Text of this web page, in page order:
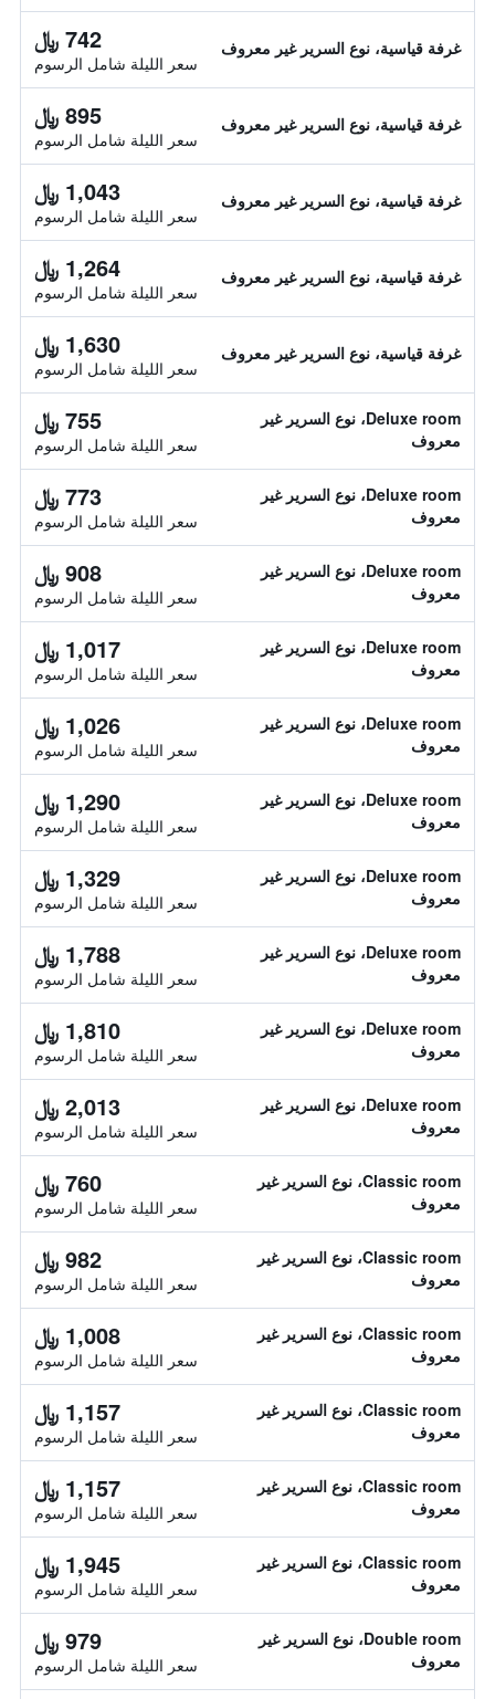
غرفة قياسية، نوع السرير غير معروف 742 ﷼
سعر الليلة شامل الرسوم
غرفة قياسية، نوع السرير غير معروف 895 ﷼
سعر الليلة شامل الرسوم
غرفة قياسية، نوع السرير غير معروف 1,043 ﷼
سعر الليلة شامل الرسوم
غرفة قياسية، نوع السرير غير معروف 1,264 ﷼
سعر الليلة شامل الرسوم
غرفة قياسية، نوع السرير غير معروف 1,630 ﷼
سعر الليلة شامل الرسوم
Deluxe room، نوع السرير غير
معروف
755 ﷼
سعر الليلة شامل الرسوم
Deluxe room، نوع السرير غير
معروف
773 ﷼
سعر الليلة شامل الرسوم
Deluxe room، نوع السرير غير
معروف
908 ﷼
سعر الليلة شامل الرسوم
Deluxe room، نوع السرير غير
معروف
1,017 ﷼
سعر الليلة شامل الرسوم
Deluxe room، نوع السرير غير
معروف
1,026 ﷼
سعر الليلة شامل الرسوم
Deluxe room، نوع السرير غير
معروف
1,290 ﷼
سعر الليلة شامل الرسوم
Deluxe room، نوع السرير غير
معروف
1,329 ﷼
سعر الليلة شامل الرسوم
Deluxe room، نوع السرير غير
معروف
1,788 ﷼
سعر الليلة شامل الرسوم
Deluxe room، نوع السرير غير
معروف
1,810 ﷼
سعر الليلة شامل الرسوم
Deluxe room، نوع السرير غير
معروف
2,013 ﷼
سعر الليلة شامل الرسوم
Classic room، نوع السرير غير
معروف
760 ﷼
سعر الليلة شامل الرسوم
Classic room، نوع السرير غير
معروف
982 ﷼
سعر الليلة شامل الرسوم
Classic room، نوع السرير غير
معروف
1,008 ﷼
سعر الليلة شامل الرسوم
Classic room، نوع السرير غير
معروف
1,157 ﷼
سعر الليلة شامل الرسوم
Classic room، نوع السرير غير
معروف
1,157 ﷼
سعر الليلة شامل الرسوم
Classic room، نوع السرير غير
معروف
1,945 ﷼
سعر الليلة شامل الرسوم
Double room، نوع السرير غير
معروف
979 ﷼
سعر الليلة شامل الرسوم